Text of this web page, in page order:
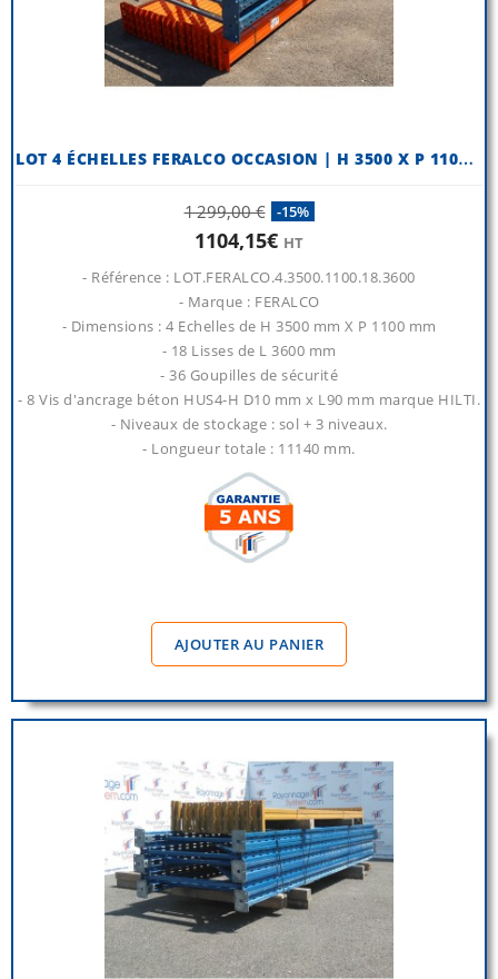
L
OT 4 ÉCHELLES FERALCO OCCASION | H 3500 X P 1100 MM
1 299,00 € -15%
1104,15€ HT
- Référence : LOT.FERALCO.4.3500.1100.18.3600
- Marque : FERALCO
- Dimensions : 4 Echelles de H 3500 mm X P 1100 mm
- 18 Lisses de L 3600 mm
- 36 Goupilles de sécurité
- 8 Vis d'ancrage béton HUS4-H D10 mm x L90 mm marque HILTI.
- Niveaux de stockage : sol + 3 niveaux.
- Longueur totale : 11140 mm.
AJOUTER AU PANIER